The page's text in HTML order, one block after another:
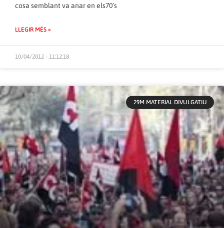
cosa semblant va anar en els70’s
LLEGIR MÉS »
10/04/2012 - 11:12:18
29M MATERIAL DIVULGATIU